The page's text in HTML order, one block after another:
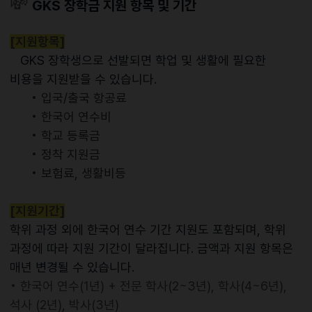
GKS 장학금 지원 항목 및 기간
GKS 장학생으로 선발되면 학업 및 생활에 필요한
비용을 지원받을 수 있습니다.
• 입국/출국 항공료
• 한국어 연수비
• 학교 등록금
• 정착 지원금
• 보험료, 생활비등
학위 과정 외에 한국어 연수 기간 지원도 포함되며, 학위
과정에 따라 지원 기간이 달라집니다. 금액과 지원 항목은
매년 변경될 수 있습니다.
• 한국어 연수(1년) + 전문 학사(2~3년), 학사(4~6년),
석사 (2년), 박사(3년)